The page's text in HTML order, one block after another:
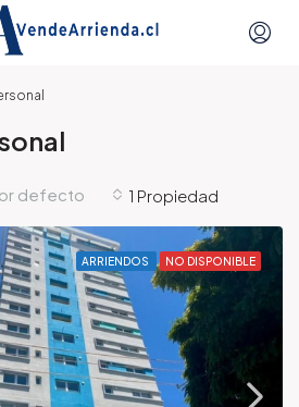
1 Propiedad
defecto
ARRIENDOS NO DISPONIBLE